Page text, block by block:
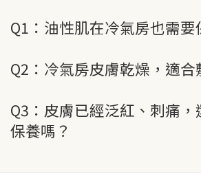
Q1：油性肌在冷氣房也需要
Q2：冷氣房皮膚乾燥，適合
Q3：皮膚已經泛紅、刺痛
保養嗎？